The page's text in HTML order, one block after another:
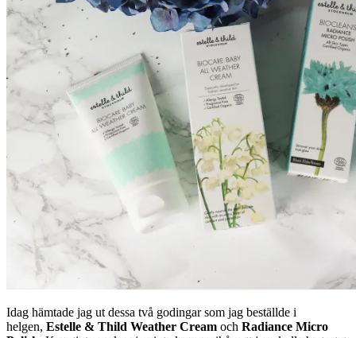
Idag hämtade jag ut dessa två godingar som jag beställde i
helgen, Estelle & Thild Weather Cream och Radiance Micro